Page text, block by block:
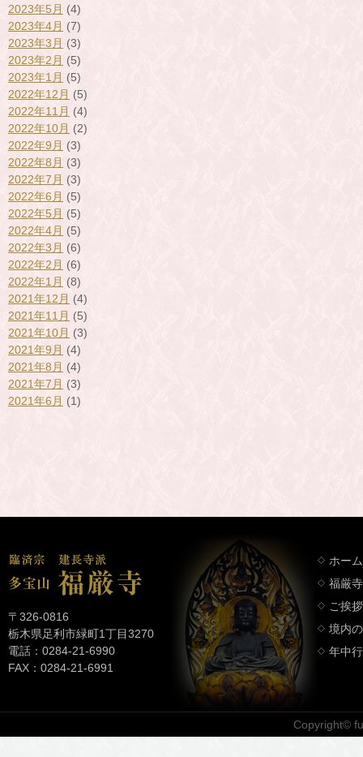
2023年5月 (4)
2023年4月 (7)
2023年3月 (3)
2023年2月 (5)
2023年1月 (5)
2022年12月 (5)
2022年11月 (4)
2022年10月 (2)
2022年9月 (3)
2022年8月 (3)
2022年7月 (3)
2022年6月 (5)
2022年5月 (5)
2022年4月 (5)
2022年3月 (6)
2022年2月 (6)
2022年1月 (8)
2021年12月 (4)
2021年11月 (5)
2021年10月 (3)
2021年9月 (4)
2021年8月 (4)
2021年7月 (3)
2021年6月 (1)
〒326-0816
栃木県足利市緑町1丁目3270
電話：0284-21-6990
FAX：0284-21-6991
ホーム
福厳
ご挨拶
境内
年中
Copyright©